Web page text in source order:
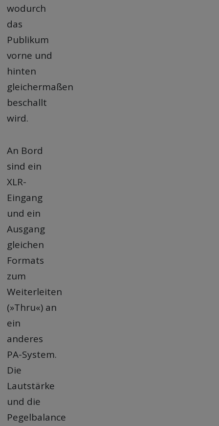
wodurch
das
Publikum
vorne und
hinten
gleichermaßen
beschallt
wird.
An Bord
sind ein
XLR-
Eingang
und ein
Ausgang
gleichen
Formats
zum
Weiterleiten
(»Thru«) an
ein
anderes
PA-System.
Die
Lautstärke
und die
Pegelbalance